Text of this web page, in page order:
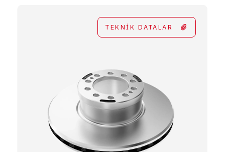
TEKNİK DATALAR